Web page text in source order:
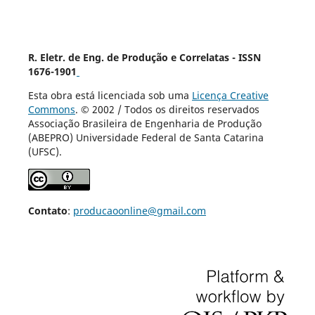
R. Eletr. de Eng. de Produção e Correlatas - ISSN
1676-1901
Esta obra está licenciada sob uma Licença Creative
Commons. © 2002 / Todos os direitos reservados
Associação Brasileira de Engenharia de Produção
(ABEPRO) Universidade Federal de Santa Catarina
(UFSC).
Contato: producaoonline@gmail.com